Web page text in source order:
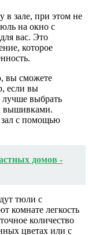
в зале, при этом не
на окно с
вас. Это
которое
вы сможете
если вы
лучше выбрать
вышивками.
зал с помощью
домов -
тюли с
комнате легкость
количество
цветах или с